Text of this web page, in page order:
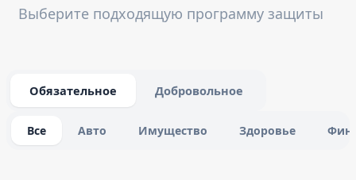
Выберите подходящую программу защиты
Обязательное Добровольное
Все Авто Имущество Здоровье